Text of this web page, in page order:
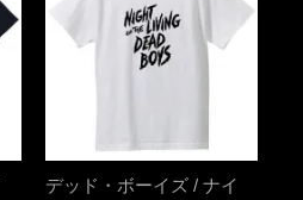
デッド・ボーイズ / ナイ